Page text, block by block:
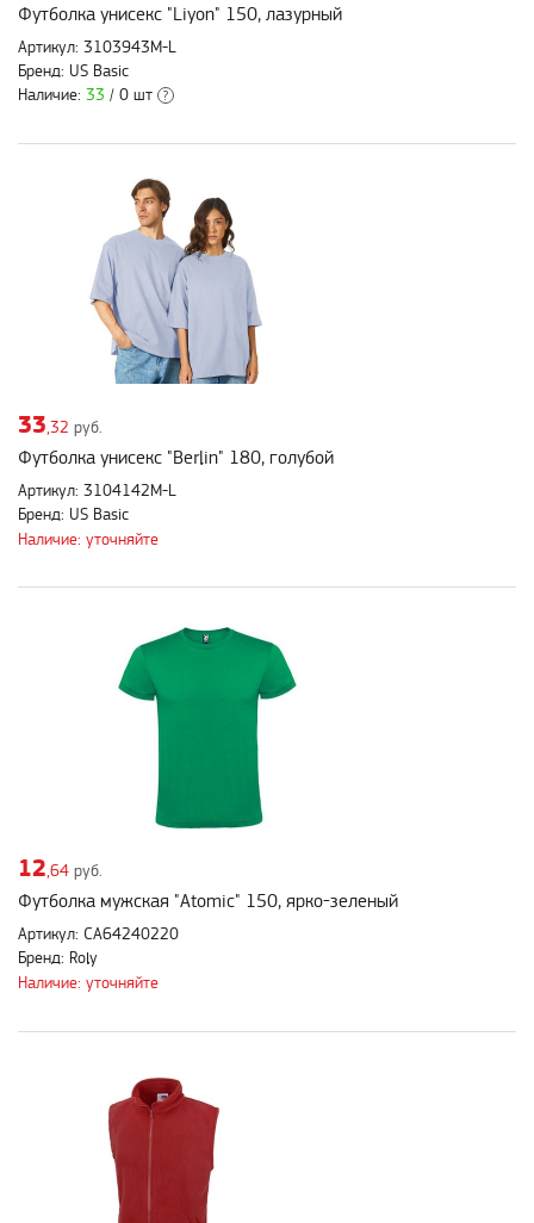
Футболка унисекс "Liyon" 150, лазурный
Артикул: 3103943M-L
Бренд: US Basic
Наличие: 33 / 0 шт ?
33 ,32 руб.
Футболка унисекс "Berlin" 180, голубой
Артикул: 3104142M-L
Бренд: US Basic
Наличие: уточняйте
12,64 руб.
Футболка мужская "Atomic" 150, ярко-зеленый
Артикул: CA64240220
Бренд: Roly
Наличие: уточняйте